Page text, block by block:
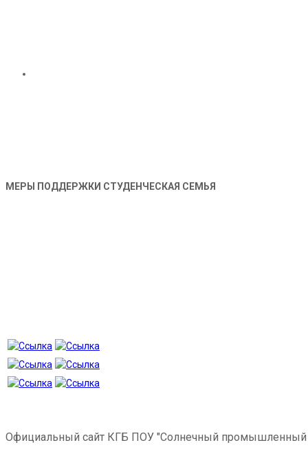
МЕРЫ ПОДДЕРЖКИ СТУДЕНЧЕСКАЯ СЕМЬЯ
Официальный сайт КГБ ПОУ "Солнечный промышленный